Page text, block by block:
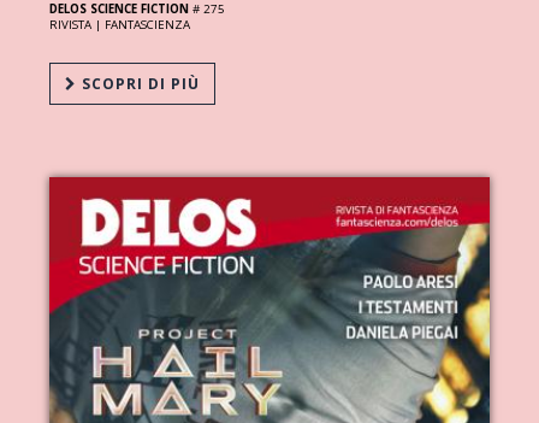
DELOS SCIENCE FICTION # 275
RIVISTA | FANTASCIENZA
SCOPRI DI PIÙ